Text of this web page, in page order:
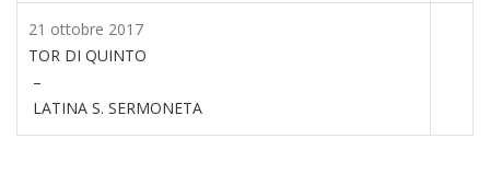
21 ottobre 2017
TOR DI QUINTO
–
LATINA S. SERMONETA